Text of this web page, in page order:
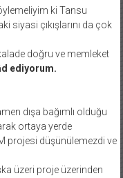
ki Tansu
siyasi çıkışlarını da çok
doğru ve memleket
ediyorum.
dışa bağımlı olduğu
ortaya yerde
projesi düşünülemezdi ve
üzeri proje üzerinden